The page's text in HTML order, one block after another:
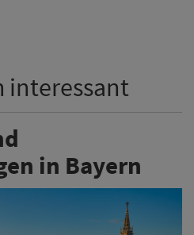
interessant
in Bayern